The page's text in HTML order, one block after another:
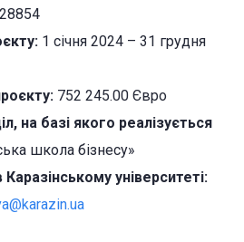
1 січня 2024 – 31 грудня
752 245.00 Євро
на базі якого реалізується
школа бізнесу»
університеті: